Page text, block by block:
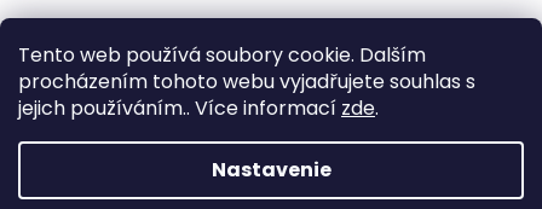
Tento web používá soubory cookie. Dalším
procházením tohoto webu vyjadřujete souhlas s
jejich používáním.. Více informací zde.
Nastavenie
Vytvoril Shoptet Premium